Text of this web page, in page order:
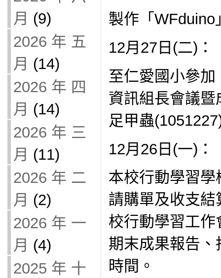
月 (9)
2026 年 五
月 (14)
2026 年 四
月 (14)
2026 年 三
月 (11)
2026 年 二
月 (2)
2026 年 一
月 (4)
2025 年 十
製作「WFduino
12月27日(二)：
至仁愛國小參
資訊組長會議
足甲蟲
12月26日(一)：
本校行動學習
請購單及收支
校行動學習工
期末成果報告
時間。